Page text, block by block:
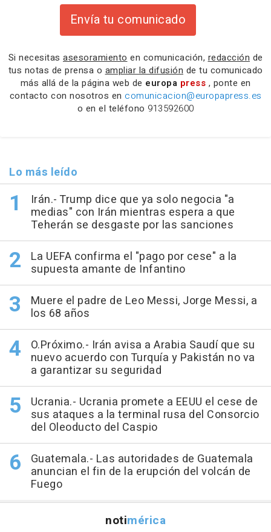
Envía tu comunicado
Si necesitas asesoramiento en comunicación, redacción de
tus notas de prensa o ampliar la difusión de tu comunicado
más allá de la página web de europa press , ponte en
contacto con nosotros en comunicacion@europapress.es
o en el teléfono 913592600
Lo más leído
Irán.- Trump dice que ya solo negocia "a
medias" con Irán mientras espera a que
Teherán se desgaste por las sanciones
La UEFA confirma el "pago por cese" a la
supuesta amante de Infantino
Muere el padre de Leo Messi, Jorge Messi, a
los 68 años
O.Próximo.- Irán avisa a Arabia Saudí que su
nuevo acuerdo con Turquía y Pakistán no va
a garantizar su seguridad
Ucrania.- Ucrania promete a EEUU el cese de
sus ataques a la terminal rusa del Consorcio
del Oleoducto del Caspio
Guatemala.- Las autoridades de Guatemala
anuncian el fin de la erupción del volcán de
Fuego
notimérica